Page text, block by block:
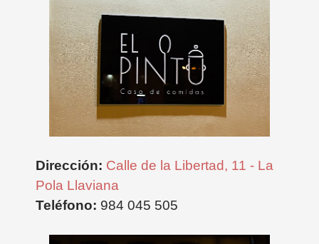
Dirección: Calle de la Libertad, 11 - La
Pola Llaviana
Teléfono: 984 045 505